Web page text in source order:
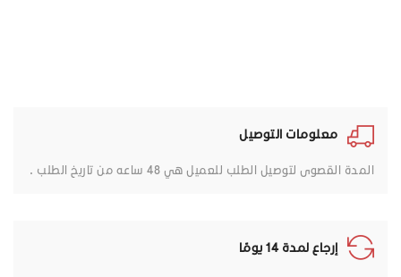
معلومات التوصيل
المدة القصوى لتوصيل الطلب للعميل هي 48 ساعه من تاريخ الطلب .
إرجاع لمدة 14 يومًا